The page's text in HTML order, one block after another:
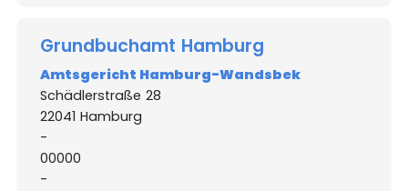
Grundbuchamt Hamburg
Amtsgericht Hamburg-Wandsbek
Schädlerstraße 28
22041 Hamburg
-
00000
-